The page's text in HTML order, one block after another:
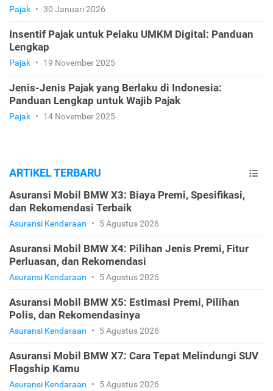
Pajak • 30 Januari 2026
Insentif Pajak untuk Pelaku UMKM Digital: Panduan
Lengkap
Pajak • 19 November 2025
Jenis-Jenis Pajak yang Berlaku di Indonesia:
Panduan Lengkap untuk Wajib Pajak
Pajak • 14 November 2025
ARTIKEL TERBARU
Asuransi Mobil BMW X3: Biaya Premi, Spesifikasi,
dan Rekomendasi Terbaik
Asuransi Kendaraan • 5 Agustus 2026
Asuransi Mobil BMW X4: Pilihan Jenis Premi, Fitur
Perluasan, dan Rekomendasi
Asuransi Kendaraan • 5 Agustus 2026
Asuransi Mobil BMW X5: Estimasi Premi, Pilihan
Polis, dan Rekomendasinya
Asuransi Kendaraan • 5 Agustus 2026
Asuransi Mobil BMW X7: Cara Tepat Melindungi SUV
Flagship Kamu
Asuransi Kendaraan • 5 Agustus 2026